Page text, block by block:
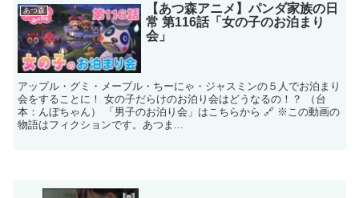
あつ森
【あつ森アニメ】パンダ家族の日
常 第116話「女の子のお泊まり
会」
アップル・グミ・メープル・ちーにゃ・ジャスミンの５人でお泊まり
会をすることに！ 女の子だらけのお泊り会はどうなるの！？ （台
本：んぼちゃん） 「男子のお泊り会」はこちらから 🔗 ※この動画の
物語はフィクションです。あつま...